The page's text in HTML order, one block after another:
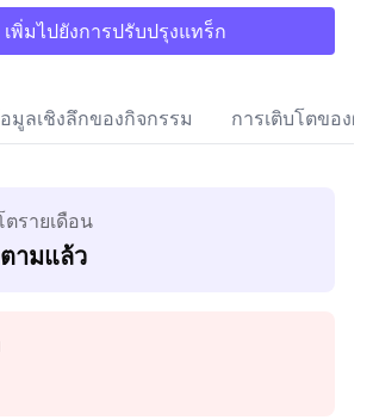
เพิ่มไปยังการปรับปรุงแทร็ก
มูลเชิงลึกของกิจกรรม การเติบโตของผู้
ตรายเดือน
ามแล้ว